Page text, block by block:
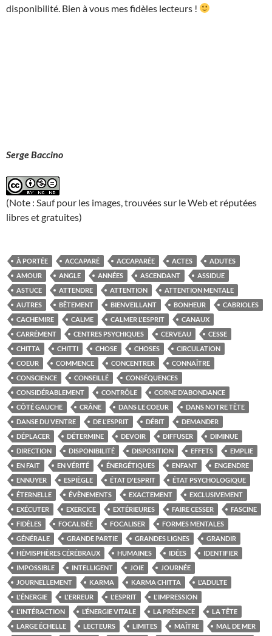
disponibilité. Bien à vous mes fidèles lecteurs !
Serge Baccino
(Note : Sauf pour les images, trouvées sur le Web et réputées
libres et gratuites)
À PORTÉE ACCAPARÉ ACCAPARÉE ACTES
ADUTES
AMOUR
ANGLE ANNÉES ASCENDANT
ASSIDUE
ASTUCE
ATTENDRE ATTENTION
ATTENTION MENTALE
AUTRES
BÊTEMENT BIENVEILLANT BONHEUR
CABRIOLES
CACHEMIRE
CALME CALMER L'ESPRIT
CANAUX
CARRÉMENT
CENTRES PSYCHIQUES CERVEAU
CESSE
CHITTA
CHITTI CHOSE CHOSES
CIRCULATION
COEUR
COMMENCE CONCENTRER
CONNAÎTRE
CONSCIENCE
CONSEILLÉ
CONSÉQUENCES
CONSIDÉRABLEMENT
CONTRÔLE
CORNE D’ABONDANCE
CÔTÉ GAUCHE
CRÂNE DANS LE COEUR
DANS NOTRE TÊTE
DANSE DU VENTRE
DE L'ESPRIT DÉBIT
DEMANDER
DÉPLACER
DÉTERMINE DEVOIR DIFFUSER
DIMINUE
DIRECTION
DISPONIBILITÉ DISPOSITION EFFETS
EMPLIE
EN FAIT
EN VÉRITÉ ÉNERGÉTIQUES ENFANT
ENGENDRE
ENNUYER
ESPIÈGLE ÉTAT D'ESPRIT
ÉTAT PSYCHOLOGIQUE
ÉTERNELLE
ÉVÈNEMENTS EXACTEMENT
EXCLUSIVEMENT
EXÉCUTER
EXERCICE EXTÉRIEURES FAIRE CESSER
FASCINE
FIDÈLES
FOCALISÉE FOCALISER
FORMES MENTALES
GÉNÉRALE
GRANDE PARTIE GRANDES LIGNES
GRANDIR
HÉMISPHÈRES CÉRÉBRAUX
HUMAINES IDÉES
IDENTIFIER
IMPOSSIBLE
INTELLIGENT JOIE
JOURNÉE
JOURNELLEMENT
KARMA KARMA CHITTA
L'ADULTE
L'ÉNERGIE
L'ERREUR L'ESPRIT
L'IMPRESSION
L'INTÉRACTION
L’ÉNERGIE VITALE LA PRÉSENCE
LA TÊTE
LARGE ÉCHELLE
LECTEURS LIMITES MAÎTRE MAL DE MER